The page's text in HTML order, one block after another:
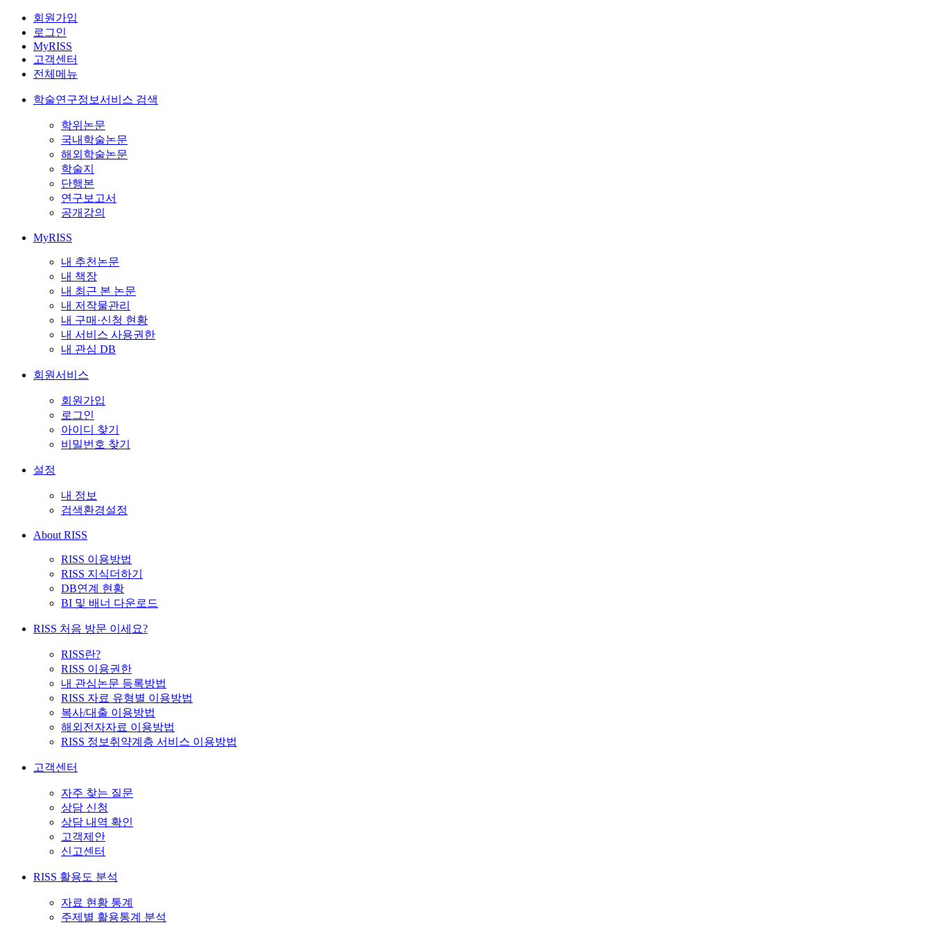
회원가입
로그인
MyRISS
고객센터
전체메뉴
학술연구정보서비스 검색
학위논문
국내학술논문
해외학술논문
학술지
단행본
연구보고서
공개강의
MyRISS
내 추천논문
내 책장
내 최근 본 논문
내 저작물관리
내 구매·신청 현황
내 서비스 사용권한
내 관심 DB
회원서비스
회원가입
로그인
아이디 찾기
비밀번호 찾기
설정
내 정보
검색환경설정
About RISS
RISS 이용방법
RISS 지식더하기
DB연계 현황
BI 및 배너 다운로드
RISS 처음 방문 이세요?
RISS란?
RISS 이용권한
내 관심논문 등록방법
RISS 자료 유형별 이용방법
복사/대출 이용방법
해외전자자료 이용방법
RISS 정보취약계층 서비스 이용방법
고객센터
자주 찾는 질문
상담 신청
상담 내역 확인
고객제안
신고센터
RISS 활용도 분석
자료 현황 통계
주제별 활용통계 분석